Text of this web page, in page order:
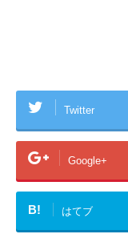
Twitter
Google+
B! はてブ